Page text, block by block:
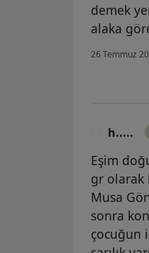
demek
alaka
26 Temmuz
h.....
Eşim
gr olarak
Musa
sonra
çocuğun